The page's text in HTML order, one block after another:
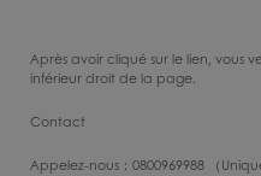
Après avoir cliqué sur le lien, vous
inférieur droit de la page.
Contact
Appelez-nous：0800969988 （